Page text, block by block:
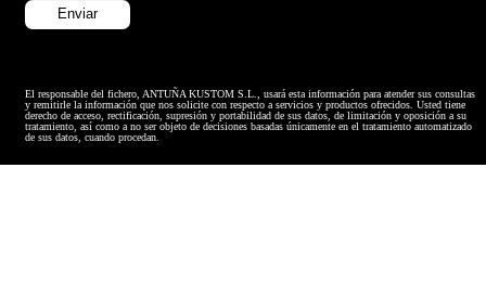
El responsable del fichero, ANTUÑA KUSTOM S.L., usará esta información para atender sus consultas
y remitirle la información que nos solicite con respecto a servicios y productos ofrecidos. Usted tiene
derecho de acceso, rectificación, supresión y portabilidad de sus datos, de limitación y oposición a su
tratamiento, así como a no ser objeto de decisiones basadas únicamente en el tratamiento automatizado
de sus datos, cuando procedan.